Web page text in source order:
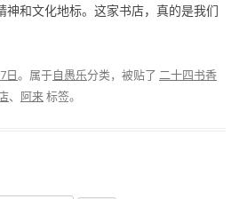
神和文化地标。这家书店，真的是我们
日。属于自愚乐分类，被贴了 二十四书香
、 阿来标签。